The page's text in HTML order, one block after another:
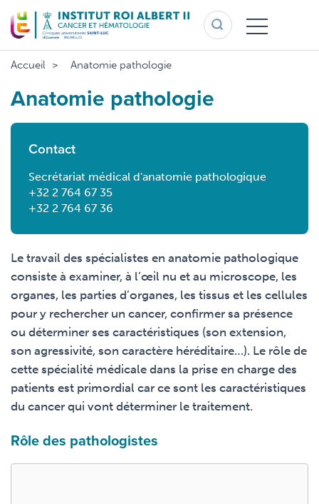
au
contenu
principal
Accueil Anatomie pathologie
Anatomie pathologie
Contact
Secrétariat médical d'anatomie pathologique
+32 2 764 67 35
+32 2 764 67 36
Le travail des spécialistes en anatomie pathologique
consiste à examiner, à l’œil nu et au microscope, les
organes, les parties d’organes, les tissus et les cellules
pour y rechercher un cancer, confirmer sa présence
ou déterminer ses caractéristiques (son extension,
son agressivité, son caractère héréditaire…). Le rôle de
cette spécialité médicale dans la prise en charge des
patients est primordial car ce sont les caractéristiques
du cancer qui vont déterminer le traitement.
Rôle des pathologistes